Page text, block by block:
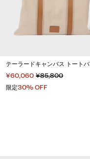
テーラードキャンバス トート
¥60,060 ¥85,800
限定30% OFF